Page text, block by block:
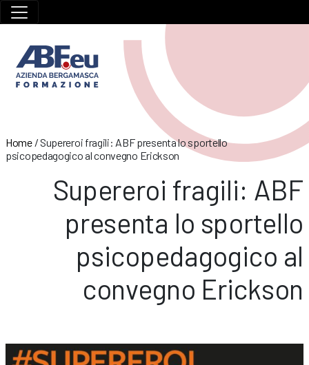
Home/ Supereroi fragili: ABF presenta lo sportello
psicopedagogico al convegno Erickson
Supereroi fragili: ABF
presenta lo sportello
psicopedagogico al
convegno Erickson